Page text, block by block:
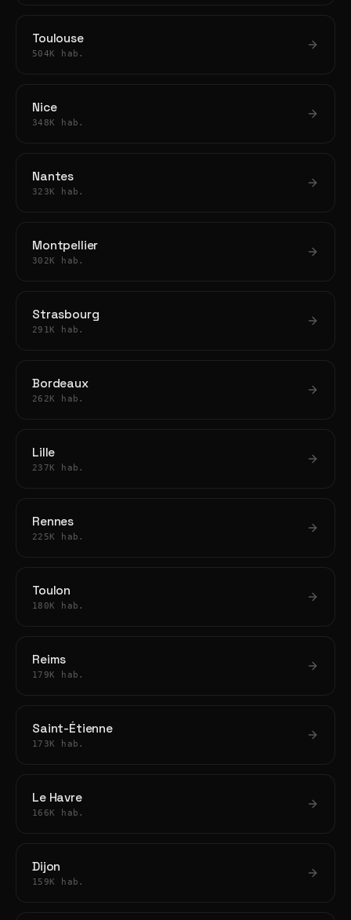
Toulouse
504K hab.
Nice
348K hab.
Nantes
323K hab.
Montpellier
302K hab.
Strasbourg
291K hab.
Bordeaux
262K hab.
Lille
237K hab.
Rennes
225K hab.
Toulon
180K hab.
Reims
179K hab.
Saint-Étienne
173K hab.
Le Havre
166K hab.
Dijon
159K hab.